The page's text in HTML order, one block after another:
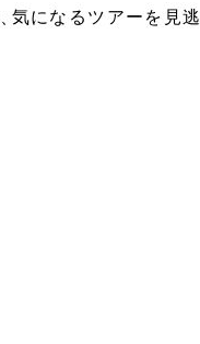
、気になるツアーを見逃